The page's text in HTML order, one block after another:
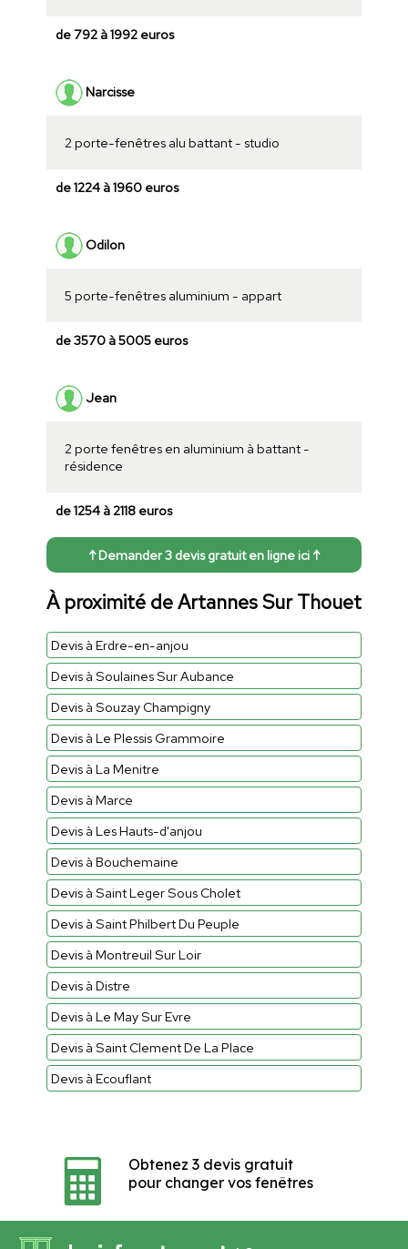
de 792 à 1992 euros
Narcisse
2 porte-fenêtres alu battant - studio
de 1224 à 1960 euros
Odilon
5 porte-fenêtres aluminium - appart
de 3570 à 5005 euros
Jean
2 porte fenêtres en aluminium à battant -
résidence
de 1254 à 2118 euros
↑ Demander 3 devis gratuit en ligne ici ↑
À proximité de Artannes Sur Thouet
Devis à Erdre-en-anjou
Devis à Soulaines Sur Aubance
Devis à Souzay Champigny
Devis à Le Plessis Grammoire
Devis à La Menitre
Devis à Marce
Devis à Les Hauts-d'anjou
Devis à Bouchemaine
Devis à Saint Leger Sous Cholet
Devis à Saint Philbert Du Peuple
Devis à Montreuil Sur Loir
Devis à Distre
Devis à Le May Sur Evre
Devis à Saint Clement De La Place
Devis à Ecouflant
Obtenez 3 devis gratuit
pour changer vos fenêtres